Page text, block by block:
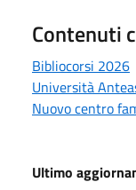
Contenuti
Bibliocorsi 2026
Università
Nuovo centro
Ultimo